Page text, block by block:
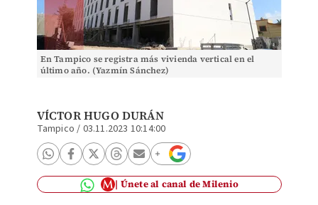
En Tampico se registra más vivienda vertical en el
último año. (Yazmín Sánchez)
VÍCTOR HUGO DURÁN
Tampico / 03.11.2023 10:14:00
Únete al canal de Milenio